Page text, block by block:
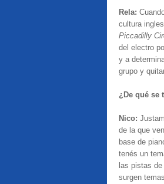
Rela:
cultura
Piccadilly
del electro
y a
grupo y
¿De qué se
Nico:
de la que
base de
tenés un
las pistas de
surgen